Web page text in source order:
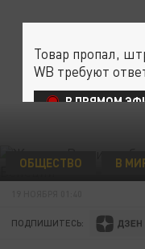
ОБЩЕСТВО В
ПОДПИШИТЕСЬ:
Товар пропал,
WB требуют
В ПРЯМОМ